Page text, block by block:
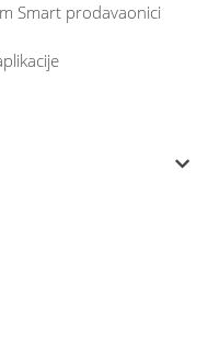
Smart prodavaonici